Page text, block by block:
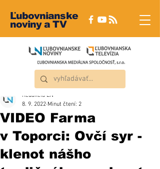
Ľubovnianske
noviny a TV
VIDEO Farma
v Toporci: Ovčí syr -
klenot nášho
Redakcia ĽN
8. 9. 2022 Minut čtení: 2